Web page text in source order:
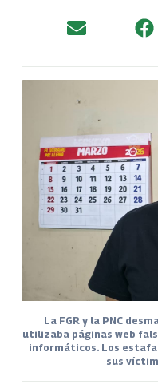
La FGR y la PNC
utilizaba páginas web
informáticos. Los
sus